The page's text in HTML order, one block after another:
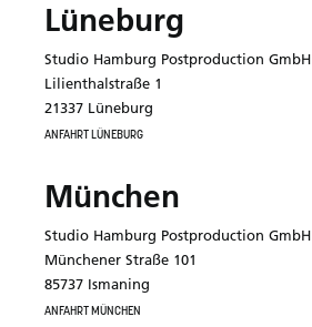
Lüneburg
Studio Hamburg Postproduction GmbH
Lilienthalstraße 1
21337 Lüneburg
ANFAHRT LÜNEBURG
München
Studio Hamburg Postproduction GmbH
Münchener Straße 101
85737 Ismaning
ANFAHRT MÜNCHEN